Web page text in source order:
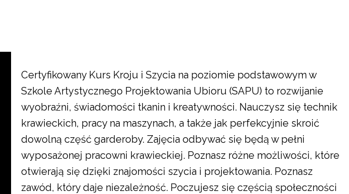
Certyfikowany Kurs Kroju i Szycia na poziomie podstawowym w
Szkole Artystycznego Projektowania Ubioru (SAPU) to rozwijanie
wyobraźni, świadomości tkanin i kreatywności. Nauczysz się technik
krawieckich, pracy na maszynach, a także jak perfekcyjnie skroić
dowolną część garderoby. Zajęcia odbywać się będą w pełni
wyposażonej pracowni krawieckiej. Poznasz różne możliwości, które
otwierają się dzięki znajomości szycia i projektowania. Poznasz
zawód, który daje niezależność. Poczujesz się częścią społeczności